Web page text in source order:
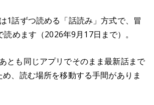
1話ずつ読める「話読み」方式で、冒
めます（2026年9月17日まで）。
とも同じアプリでそのまま最新話まで
、読む場所を移動する手間がありま